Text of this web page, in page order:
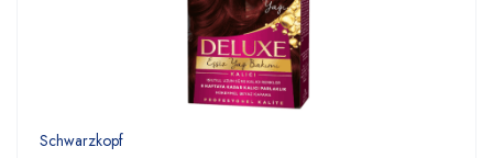
Schwarzkopf